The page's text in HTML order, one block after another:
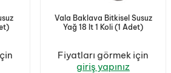
Vala Baklava Bitkisel Susuz
Yağ 18 lt 1 Koli (1 Adet)
Fiyatları görmek için
giriş yapınız